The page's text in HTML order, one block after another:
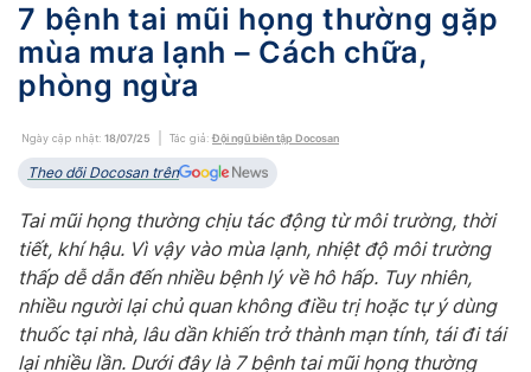
7 bệnh tai mũi họng thường gặp
mùa mưa lạnh – Cách chữa,
phòng ngừa
Ngày cập nhật: 18/07/25 Tác giả: Đội ngũ biên tập Docosan
Theo dõi Docosan trên
Tai mũi họng thường chịu tác động từ môi trường, thời
tiết, khí hậu. Vì vậy vào mùa lạnh, nhiệt độ môi trường
thấp dễ dẫn đến nhiều bệnh lý về hô hấp. Tuy nhiên,
nhiều người lại chủ quan không điều trị hoặc tự ý dùng
thuốc tại nhà, lâu dần khiến trở thành mạn tính, tái đi tái
lại nhiều lần. Dưới đây là 7 bệnh tai mũi họng thường